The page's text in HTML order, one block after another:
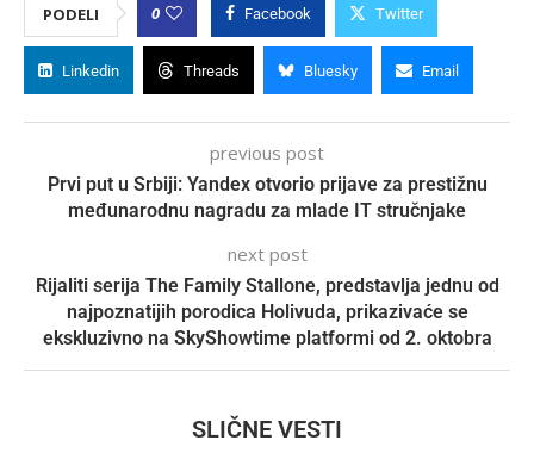
PODELI 0 Facebook Twitter
Linkedin Threads Bluesky Email
previous post
Prvi put u Srbiji: Yandex otvorio prijave za prestižnu
međunarodnu nagradu za mlade IT stručnjake
next post
Rijaliti serija The Family Stallone, predstavlja jednu od
najpoznatijih porodica Holivuda, prikazivaće se
ekskluzivno na SkyShowtime platformi od 2. oktobra
SLIČNE VESTI